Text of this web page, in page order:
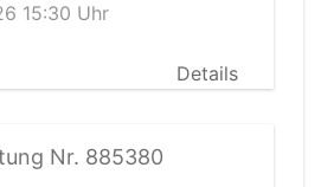
15:30 Uhr
Details
Nr. 885380